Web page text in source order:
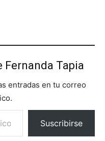
Fernanda Tapia
entradas en tu correo
Suscribirse